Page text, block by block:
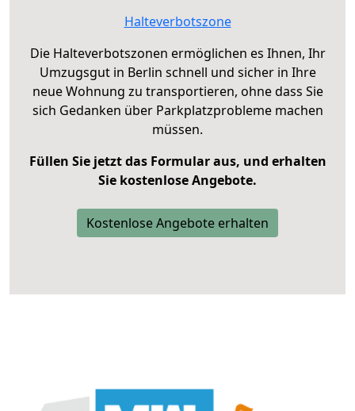
Halteverbotszone
Die Halteverbotszonen ermöglichen es Ihnen, Ihr
Umzugsgut in Berlin schnell und sicher in Ihre
neue Wohnung zu transportieren, ohne dass Sie
sich Gedanken über Parkplatzprobleme machen
müssen.
Füllen Sie jetzt das Formular aus, und erhalten
Sie kostenlose Angebote.
Kostenlose Angebote erhalten